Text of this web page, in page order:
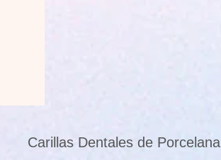
Carillas Dentales de Porcelana